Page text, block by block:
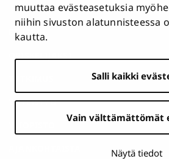
muuttaa evästeasetuksia
niihin sivuston alatunnisteessa
kautta.
Salli kaikki
Vain välttämättömät
Näytä tiedot
Päävalikko
alatunnisteessa
ETUSIVU
YHTEISTYÖ
Turun
yliopisto
Turun
yliopisto
TurunTurunTurunTurun